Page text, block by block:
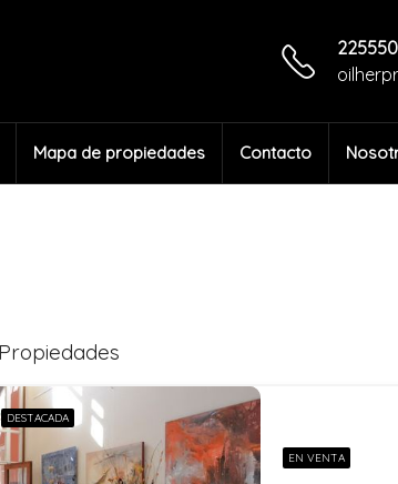
Mapa de propiedades Contacto
DESTACADA
EN VENTA